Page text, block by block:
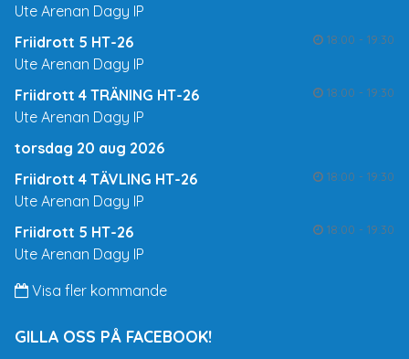
Ute Arenan Dagy IP
Friidrott 5 HT-26
18:00 - 19:30
Ute Arenan Dagy IP
Friidrott 4 TRÄNING HT-26
18:00 - 19:30
Ute Arenan Dagy IP
torsdag 20 aug 2026
Friidrott 4 TÄVLING HT-26
18:00 - 19:30
Ute Arenan Dagy IP
Friidrott 5 HT-26
18:00 - 19:30
Ute Arenan Dagy IP
Visa fler kommande
GILLA OSS PÅ FACEBOOK!